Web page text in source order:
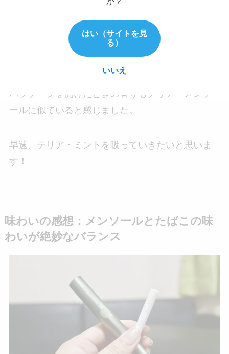
テリア・ミントのパッケージを開けるとミントの
香りを強く感じました。少し、しょっぱいような
酸味のあるミントの香りがします。
パッケージを開けたときの香りもテリア・メンソ
ールに似ていると感じました。
早速、テリア・ミントを吸っていきたいと思いま
す！
味わいの感想：メンソールとたばこの味
わいが絶妙なバランス
はい（サイトを見
る）
いいえ